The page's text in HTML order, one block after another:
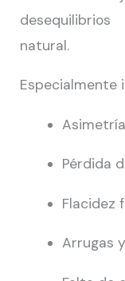
natural.
Especialmente
Pérdida
Flacidez
Arrugas